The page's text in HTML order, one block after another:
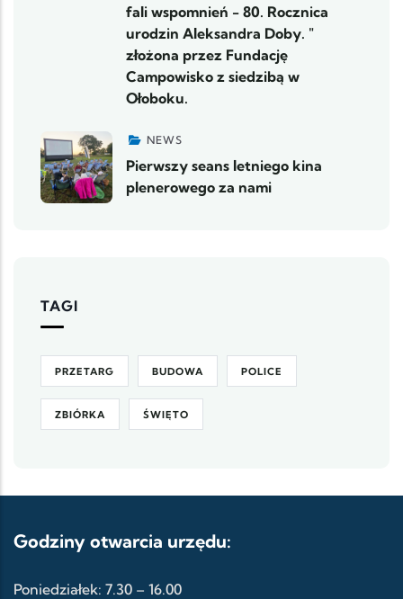
fali wspomnień - 80. Rocznica
urodzin Aleksandra Doby. "
złożona przez Fundację
Campowisko z siedzibą w
Ołoboku.
NEWS
Pierwszy seans letniego kina
plenerowego za nami
TAGI
PRZETARG BUDOWA POLICE
ZBIÓRKA ŚWIĘTO
Godziny otwarcia urzędu:
Poniedziałek: 7.30 – 16.00